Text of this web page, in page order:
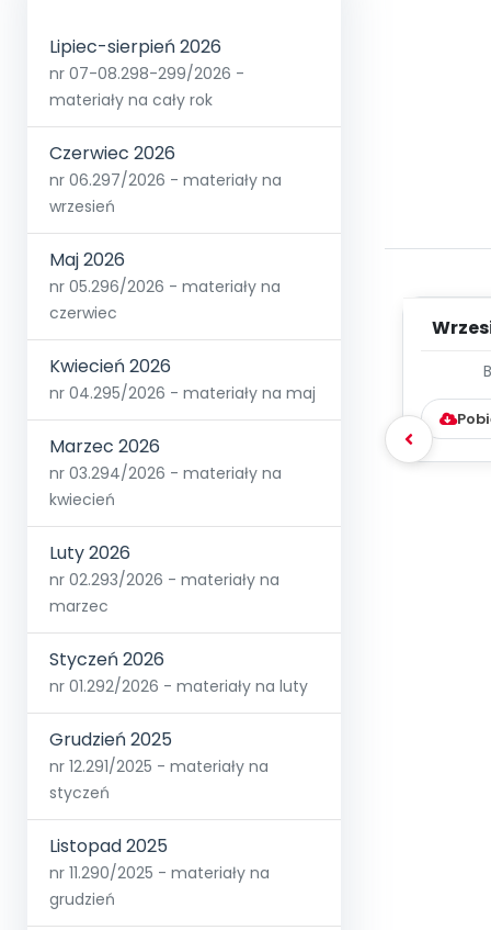
Lipiec-sierpień 2026
nr 07-08.298-299/2026 -
materiały na cały rok
Czerwiec 2026
nr 06.297/2026 - materiały na
wrzesień
Maj 2026
nr 05.296/2026 - materiały na
czerwiec
Kwiecień 2026
nr 04.295/2026 - materiały na maj
Marzec 2026
nr 03.294/2026 - materiały na
kwiecień
Luty 2026
nr 02.293/2026 - materiały na
marzec
Styczeń 2026
nr 01.292/2026 - materiały na luty
Grudzień 2025
nr 12.291/2025 - materiały na
styczeń
Listopad 2025
nr 11.290/2025 - materiały na
grudzień